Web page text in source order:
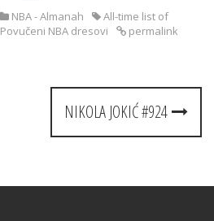
NBA - Almanah
All-time list of
Povučeni NBA dresovi permalink
NIKOLA JOKIĆ #924